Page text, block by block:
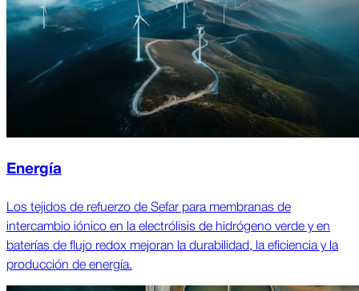
Energía
Los tejidos de refuerzo de Sefar para membranas de
intercambio iónico en la electrólisis de hidrógeno verde y en
baterías de flujo redox mejoran la durabilidad, la eficiencia y la
producción de energía.